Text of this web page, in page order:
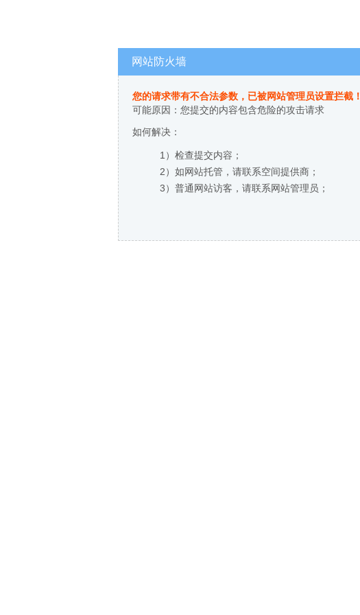
网站防火墙
您的请求带有不合法参数，已被网站管理员设置拦截！
可能原因：您提交的内容包含危险的攻击请求
如何解决：
1）检查提交内容；
2）如网站托管，请联系空间提供商；
3）普通网站访客，请联系网站管理员；